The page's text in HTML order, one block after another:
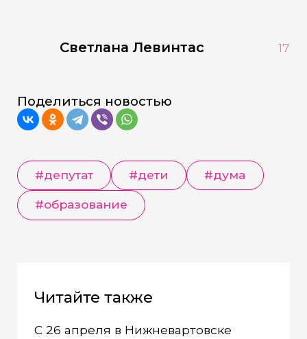
Светлана Левинтас 17
Поделиться новостью
#депутат #дети #дума
#образование
Читайте также
С 26 апреля в Нижневартовске